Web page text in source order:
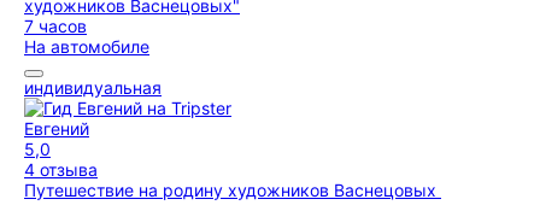
7 часов
На автомобиле
индивидуальная
Евгений
5,0
4 отзыва
Путешествие на родину художников Васнецовых